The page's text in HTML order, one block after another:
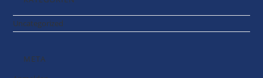
Uncategorized
META